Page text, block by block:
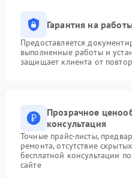
Гарантия на
Предоставляется
выполненные работы и
защищает клиента от
Прозрачное
консультация
Точные прайс-листы,
ремонта, отсутствие
бесплатной консультации
сайте